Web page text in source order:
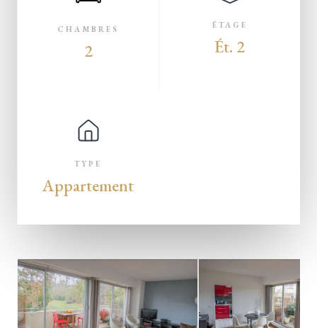
CHAMBRES
2
ÉTAGE
Ét. 2
TYPE
Appartement